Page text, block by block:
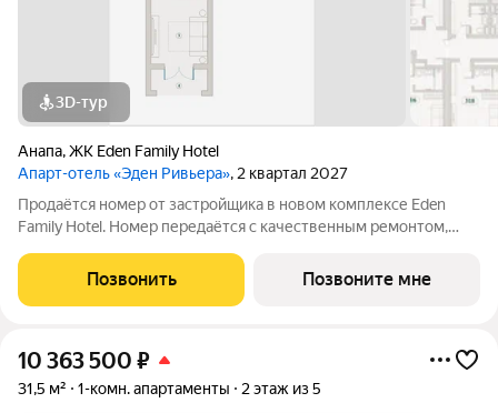
3D-тур
Анапа,ЖК Eden Family Hotel
Апарт-отель «Эден Ривьера», 2 квартал 2027
Продаётся номер от застройщика в новом комплексе Eden
Family Hotel. Номер передаётся с качественным ремонтом,
заселению или сдаче в аренду. Прямая продажа от
застройщика, прозрачные условия,
Позвонить Позвоните мне
10 363 500 ₽
31,5 м² 1-комн. апартаменты 2 этаж из 5